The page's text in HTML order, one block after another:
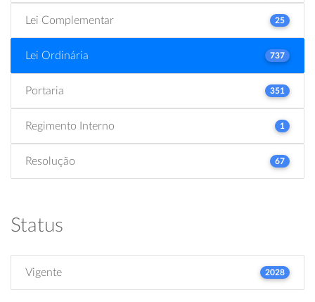
Lei Complementar 25
Lei Ordinária 737
Portaria 351
Regimento Interno 1
Resolução 67
Status
Vigente 2028